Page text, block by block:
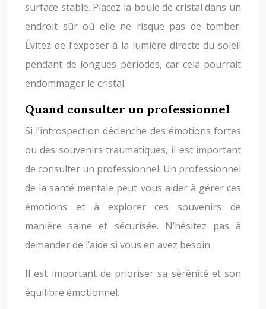
surface stable. Placez la boule de cristal dans un
endroit sûr où elle ne risque pas de tomber.
Évitez de l’exposer à la lumière directe du soleil
pendant de longues périodes, car cela pourrait
endommager le cristal.
Quand consulter un professionnel
Si l’introspection déclenche des émotions fortes
ou des souvenirs traumatiques, il est important
de consulter un professionnel. Un professionnel
de la santé mentale peut vous aider à gérer ces
émotions et à explorer ces souvenirs de
manière saine et sécurisée. N’hésitez pas à
demander de l’aide si vous en avez besoin.
Il est important de prioriser sa sérénité et son
équilibre émotionnel.